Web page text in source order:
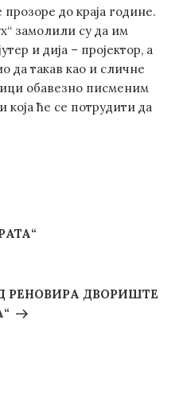
до краја године.
замолили су да им
и дија – пројектор, а
да такав као и сличне
обавезно писменим
ће се потрудити да
РЕНОВИРА ДВОРИШТЕ